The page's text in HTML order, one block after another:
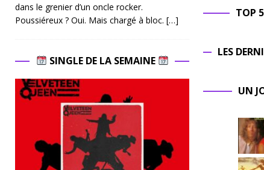
dans le grenier d’un oncle rocker.
Poussiéreux ? Oui. Mais chargé à bloc. […]
SINGLE DE LA SEMAINE
TOP
LES
UN